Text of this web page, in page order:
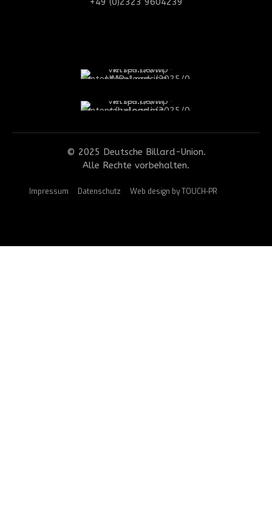
© 2025 Deutsche Billard-Union.
Alle Rechte vorbehalten.
Impressum Datenschutz Web design by TOUCH-PR